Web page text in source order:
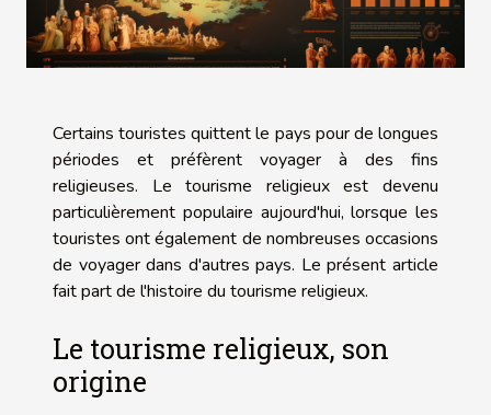
Certains touristes quittent le pays pour de longues
périodes et préfèrent voyager à des fins
religieuses. Le tourisme religieux est devenu
particulièrement populaire aujourd'hui, lorsque les
touristes ont également de nombreuses occasions
de voyager dans d'autres pays. Le présent article
fait part de l'histoire du tourisme religieux.
Le tourisme religieux, son
origine